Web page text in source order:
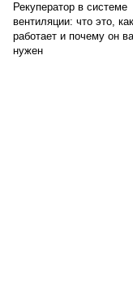
Рекуператор в системе
вентиляции: что это, как
работает и почему он
нужен